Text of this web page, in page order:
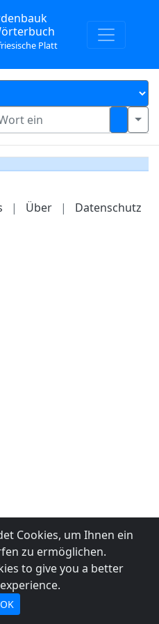
Platt
| Über | Datenschutz
Cookies, um Ihnen ein
zu ermöglichen.
to give you a better
OK